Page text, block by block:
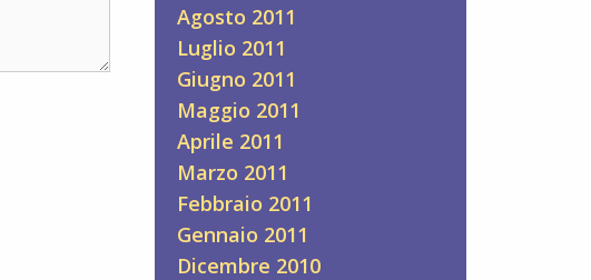
Agosto 2011
Luglio 2011
Giugno 2011
Maggio 2011
Aprile 2011
Marzo 2011
Febbraio 2011
Gennaio 2011
Dicembre 2010